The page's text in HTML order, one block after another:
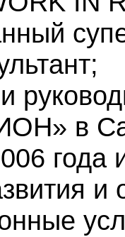
в
года
и